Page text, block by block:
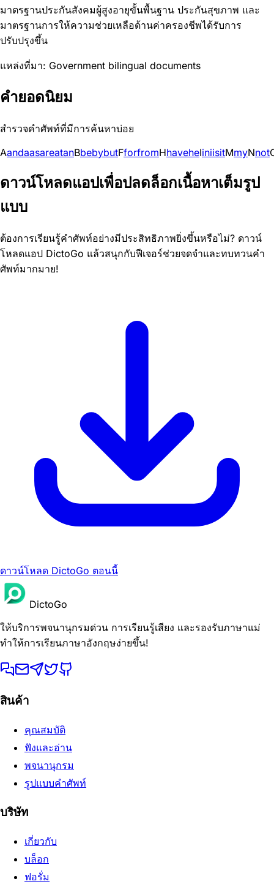
มาตรฐานประกันสังคมผู้สูงอายุขั้นพื้นฐาน ประกันสุขภาพ และ
มาตรฐานการให้ความช่วยเหลือด้านค่าครองชีพได้รับการ
ปรับปรุงขึ้น
แหล่งที่มา: Government bilingual documents
คำยอดนิยม
สำรวจคำศัพท์ที่มีการค้นหาบ่อย
AandaasareatanBbebybutFforfromHhaveheIiniisitMmyNnot
ดาวน์โหลดแอปเพื่อปลดล็อกเนื้อหาเต็มรูป
แบบ
ต้องการเรียนรู้คำศัพท์อย่างมีประสิทธิภาพยิ่งขึ้นหรือไม่? ดาวน์
โหลดแอป DictoGo แล้วสนุกกับฟีเจอร์ช่วยจดจำและทบทวนคำ
ศัพท์มากมาย!
ดาวน์โหลด DictoGo ตอนนี้
DictoGo
ให้บริการพจนานุกรมด่วน การเรียนรู้เสียง และรองรับภาษาแม่
ทำให้การเรียนภาษาอังกฤษง่ายขึ้น!
สินค้า
คุณสมบัติ
ฟังและอ่าน
พจนานุกรม
รูปแบบคำศัพท์
บริษัท
เกี่ยวกับ
บล็อก
ฟอรั่ม